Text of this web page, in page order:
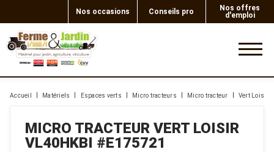
Nos occasions Conseils pro
Nos offres
d'emploi
Accueil Matériels Espaces verts Micro tracteurs Micro tracteur Vert Loisir
MICRO TRACTEUR VERT LOISIR
VL40HKBI #E175721